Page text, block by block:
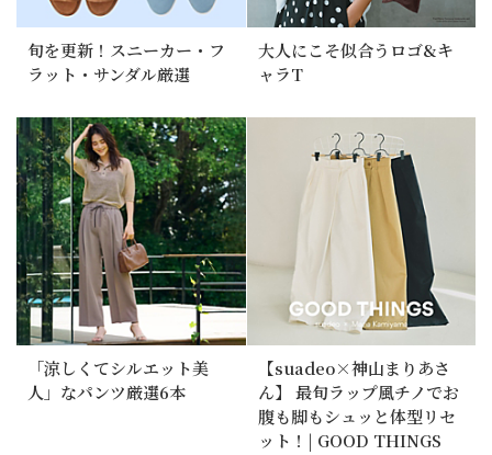
旬を更新！スニーカー・フ
ラット・サンダル厳選
大人にこそ似合うロゴ&キ
ャラT
「涼しくてシルエット美
人」なパンツ厳選6本
【suadeo×神山まりあさ
ん】 最旬ラップ風チノでお
腹も脚もシュッと体型リセ
ット！| GOOD THINGS